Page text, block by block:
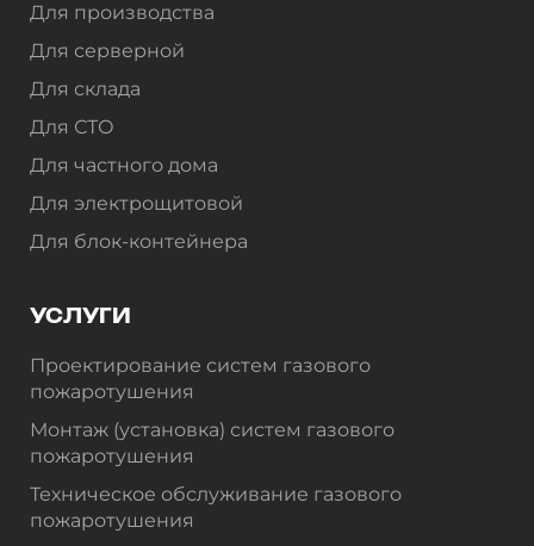
Для производства
Для серверной
Для склада
Для СТО
Для частного дома
Для электрощитовой
Для блок-контейнера
УСЛУГИ
Проектирование систем газового
пожаротушения
Монтаж (установка) систем газового
пожаротушения
Техническое обслуживание газового
пожаротушения